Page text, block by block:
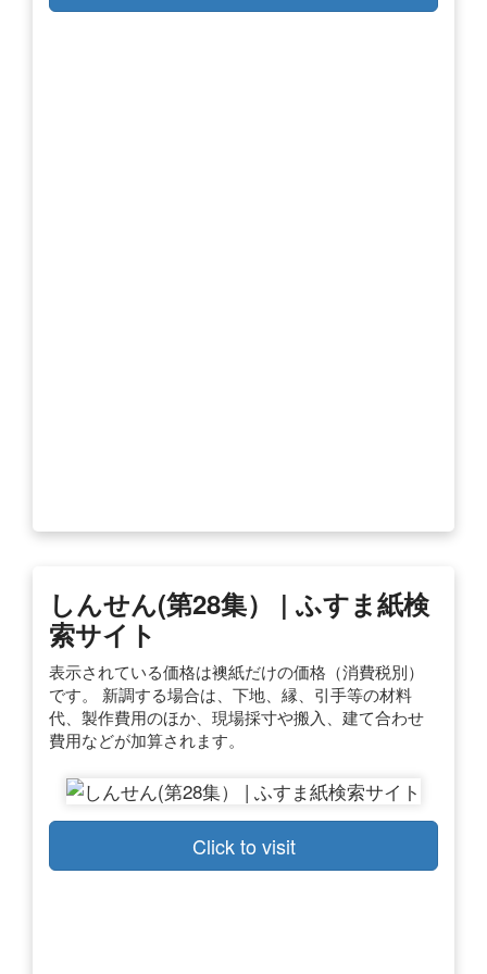
しんせん(第28集） | ふすま紙検
索サイト
表示されている価格は襖紙だけの価格（消費税別）
です。 新調する場合は、下地、縁、引手等の材料
代、製作費用のほか、現場採寸や搬入、建て合わせ
費用などが加算されます。
Click to visit